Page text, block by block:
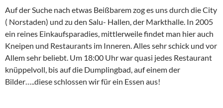
Auf der Suche nach etwas Beißbarem zog es uns durch die City
( Norstaden) und zu den Salu- Hallen, der Markthalle. In 2005
ein reines Einkaufsparadies, mittlerweile findet man hier auch
Kneipen und Restaurants im Inneren. Alles sehr schick und vor
Allem sehr beliebt. Um 18:00 Uhr war quasi jedes Restaurant
knüppelvoll, bis auf die Dumplingbad, auf einem der
Bilder…..diese schlossen wir für ein Essen aus!